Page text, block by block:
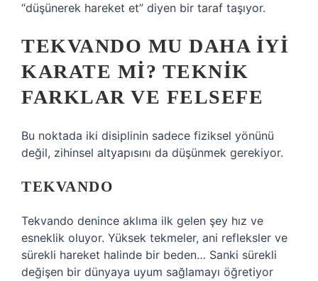
“düşünerek hareket et” diyen bir taraf taşıyor.
TEKVANDO MU DAHA IYI
KARATE MI? TEKNIK
FARKLAR VE FELSEFE
Bu noktada iki disiplinin sadece fiziksel yönünü
değil, zihinsel altyapısını da düşünmek gerekiyor.
TEKVANDO
Tekvando denince aklıma ilk gelen şey hız ve
esneklik oluyor. Yüksek tekmeler, ani refleksler ve
sürekli hareket halinde bir beden… Sanki sürekli
değişen bir dünyaya uyum sağlamayı öğretiyor